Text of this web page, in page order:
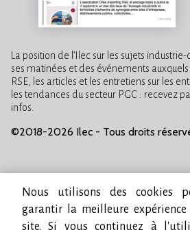
La position de l’Ilec sur les sujets
ses matinées et des événements auxquels
RSE, les articles et les entretiens sur les
les tendances du secteur PGC : recevez
infos.
©2018-2026 Ilec - Tous droits
Nous utilisons des cookies
garantir la meilleure
site. Si vous continuez à